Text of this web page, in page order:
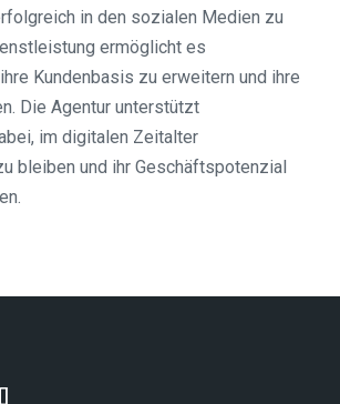
in den sozialen Medien zu
ermöglicht es
Kundenbasis zu erweitern und ihre
Die Agentur unterstützt
im digitalen Zeitalter
bleiben und ihr Geschäftspotenzial